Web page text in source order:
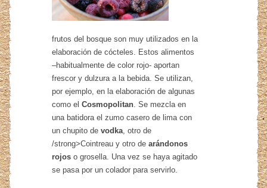
frutos del bosque son muy utilizados en la
elaboración de cócteles. Estos alimentos
–habitualmente de color rojo- aportan
frescor y dulzura a la bebida. Se utilizan,
por ejemplo, en la elaboración de algunas
como elCosmopolitan . Se mezcla en
una batidora el zumo casero de lima con
un chupito devodka , otro de
/strong>Cointreau y otro dearándonos
rojos o grosella. Una vez se haya agitado
se pasa por un colador para servirlo.